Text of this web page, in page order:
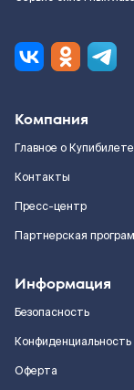
Компания
Главное о Купибилете
Контакты
Пресс-центр
Партнерская
Информация
Безопасность
Конфиденциальность
Оферта